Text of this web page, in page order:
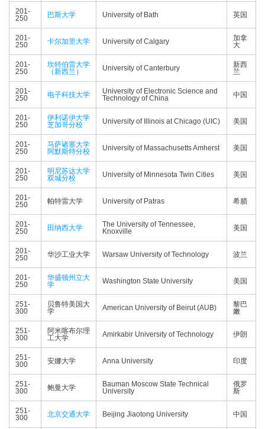
201-
250
巴斯大学 University of Bath 英国
201-
250
卡尔加里大学 University of Calgary
加拿
大
201-
250
坎特伯雷大学
（新西兰）
University of Canterbury
新西
兰
201-
250
电子科技大学
University of Electronic Science and
Technology of China
中国
201-
250
伊利诺伊大学
芝加哥分校
University of Illinois at Chicago (UIC) 美国
201-
250
马萨诸塞大学
阿默斯特分校
University of Massachusetts Amherst 美国
201-
250
明尼苏达大学
双城分校
University of Minnesota Twin Cities 美国
201-
250
帕特雷大学 University of Patras 希腊
201-
250
田纳西大学
The University of Tennessee,
Knoxville
美国
201-
250
华沙工业大学 Warsaw University of Technology 波兰
201-
250
华盛顿州立大
学
Washington State University 美国
251-
300
贝鲁特美国大
学
American University of Beirut (AUB)
黎巴
嫩
251-
300
阿米喀布尔理
工大学
Amirkabir University of Technology 伊朗
251-
300
安娜大学 Anna University 印度
251-
300
鲍曼大学
Bauman Moscow State Technical
University
俄罗
斯
251-
300
北京交通大学 Beijing Jiaotong University 中国